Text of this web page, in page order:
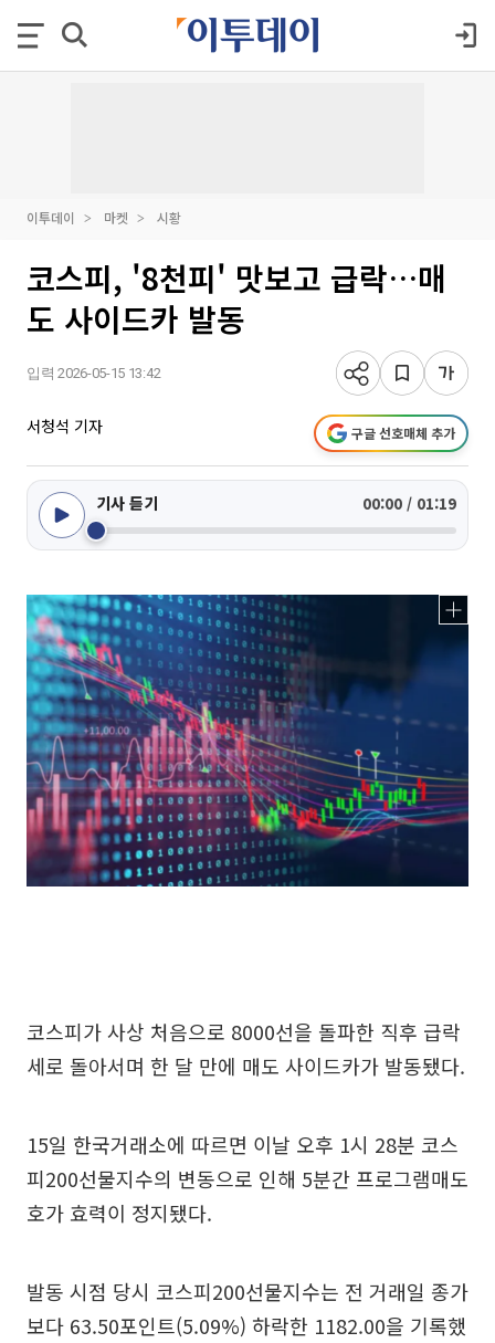
이투데이 마켓 시황
코스피, '8천피' 맛보고 급락…매
도 사이드카 발동
입력 2026-05-15 13:42
서청석 기자 구글 선호매체 추가
기사 듣기 00:00 / 01:19
코스피가 사상 처음으로 8000선을 돌파한 직후 급락
세로 돌아서며 한 달 만에 매도 사이드카가 발동됐다.
15일 한국거래소에 따르면 이날 오후 1시 28분 코스
피200선물지수의 변동으로 인해 5분간 프로그램매도
호가 효력이 정지됐다.
발동 시점 당시 코스피200선물지수는 전 거래일 종가
보다 63.50포인트(5.09%) 하락한 1182.00을 기록했